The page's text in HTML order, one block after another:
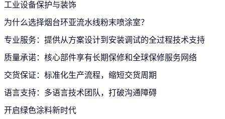
工业设备保护与装饰
为什么选择烟台环亚流水线粉末喷涂室？
专业服务：提供从方案设计到安装调试的全过程技术支持
质量承诺：核心部件享有长期保修和全球保修服务网络
交货保证：标准化生产流程，缩短交货周期
语言支持：多语言技术团队，打破沟通障碍
开启绿色涂料新时代